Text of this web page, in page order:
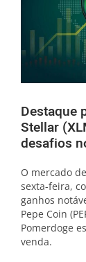
Destaque
Stellar
desafios
O mercado
sexta-feira,
ganhos
Pepe Coin
Pomerdoge
venda.